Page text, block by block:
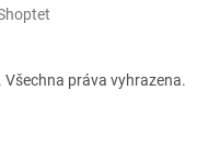
. Všechna práva vyhrazena.